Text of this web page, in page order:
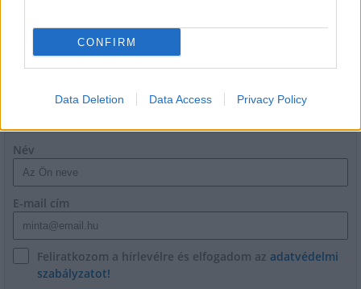
CONFIRM
Data Deletion Data Access Privacy Policy
HÍRLEVÉL
Név
E-mail cím
Feliratkozom a hírlevélre és elfogadom az adatvédelmi
szabályzatot!